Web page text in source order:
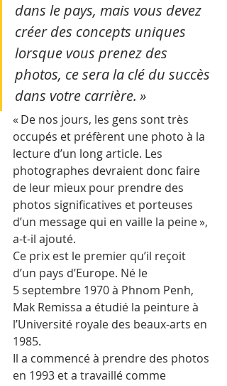
dans le pays, mais vous devez
créer des concepts uniques
lorsque vous prenez des
photos, ce sera la clé du succès
dans votre carrière. »
« De nos jours, les gens sont très
occupés et préfèrent une photo à la
lecture d’un long article. Les
photographes devraient donc faire
de leur mieux pour prendre des
photos significatives et porteuses
d’un message qui en vaille la peine »,
a-t-il ajouté.
Ce prix est le premier qu’il reçoit
d’un pays d’Europe. Né le
5 septembre 1970 à Phnom Penh,
Mak Remissa a étudié la peinture à
l’Université royale des beaux-arts en
1985.
Il a commencé à prendre des photos
en 1993 et a travaillé comme